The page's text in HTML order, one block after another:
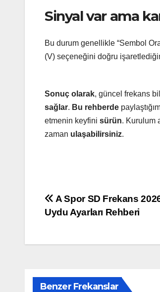
Sinyal var ama
Bu durum genellikle “Sembol
(V) seçeneğini doğru
Sonuç olarak, güncel frekans
sağlar. Bu rehberde
etmenin keyfini sürün. Kurulum
zaman ulaşabilirsiniz.
Yazı
gezinmesi
A Spor SD Frekans
Uydu Ayarları Rehberi
Benzer Frekanslar